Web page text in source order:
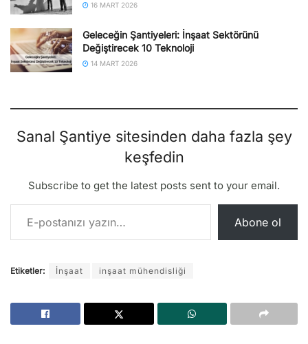
16 MART 2026
Geleceğin Şantiyeleri: İnşaat Sektörünü
Değiştirecek 10 Teknoloji
14 MART 2026
Sanal Şantiye sitesinden daha fazla şey
keşfedin
Subscribe to get the latest posts sent to your email.
E-postanızı yazın…
Abone ol
Etiketler: İnşaat inşaat mühendisliği